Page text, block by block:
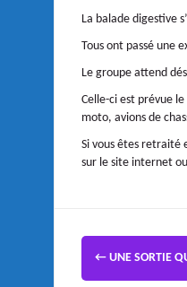
La balade digestive
Tous ont passé une
Le groupe attend
Celle-ci est prévue
moto, avions de
Si vous êtes retraité
sur le site internet
←UNE SORTIE